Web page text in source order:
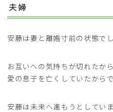
夫婦
安藤は妻と離婚寸前の状態でし
お互いへの気持ちが切れたか
愛の息子を亡くしていたからで
安藤は未来へ進もうとしてい